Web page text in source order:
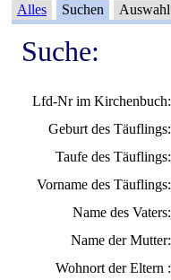
Alles Suchen Auswahl
Suche:
Lfd-Nr im Kirchenbuch:
Geburt des Täuflings:
Taufe des Täuflings:
Vorname des Täuflings:
Name des Vaters:
Name der Mutter:
Wohnort der Eltern :